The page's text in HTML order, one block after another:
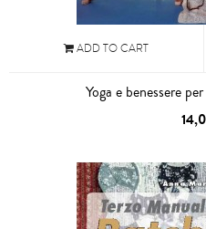
ADD TO CART
Yoga e benessere